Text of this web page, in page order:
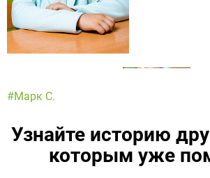
#Марк С.
Узнайте историю
которым уже